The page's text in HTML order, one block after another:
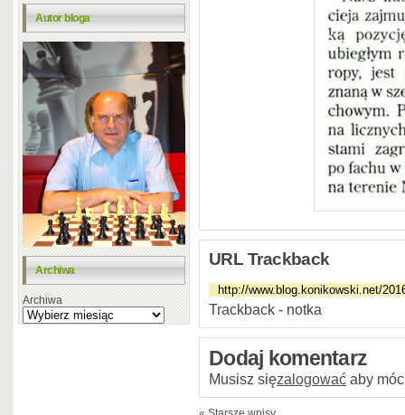
Autor bloga
Archiwa
Archiwa
URL Trackback
Trackback - notka
Dodaj komentarz
Musisz sięzalogować aby